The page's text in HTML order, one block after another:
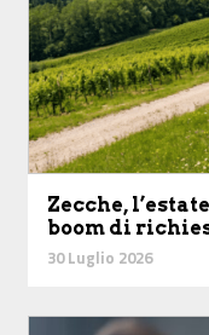
Zecche,
boom di
30 Luglio 2026